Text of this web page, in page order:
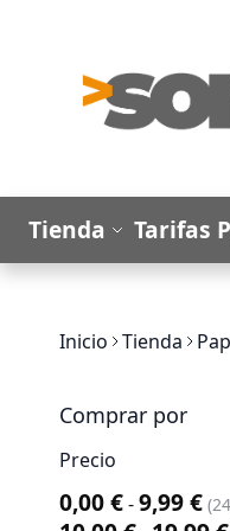
Tienda Tarifas
Inicio Tienda
Comprar por
Precio
0,00 €-9,99 € 24